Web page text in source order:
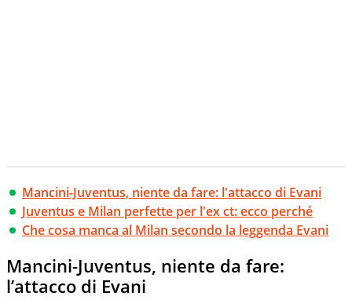
Mancini-Juventus, niente da fare: l'attacco di Evani
Juventus e Milan perfette per l'ex ct: ecco perché
Che cosa manca al Milan secondo la leggenda Evani
Mancini-Juventus, niente da fare:
l’attacco di Evani